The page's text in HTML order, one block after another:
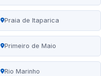
Praia de Itaparica
Primeiro de Maio
Rio Marinho